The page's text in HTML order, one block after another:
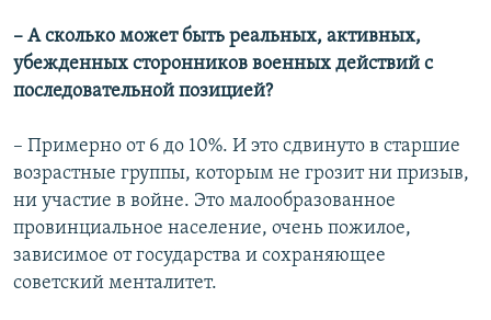
– А сколько может быть реальных, активных,
убежденных сторонников военных действий с
последовательной позицией?
– Примерно от 6 до 10%. И это сдвинуто в старшие
возрастные группы, которым не грозит ни призыв,
ни участие в войне. Это малообразованное
провинциальное население, очень пожилое,
зависимое от государства и сохраняющее
советский менталитет.